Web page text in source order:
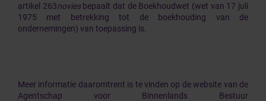
artikel 263noviesbepaalt dat de Boekhoudwet (wet van 17 juli
1975 met betrekking tot de boekhouding van de
ondernemingen) van toepassing is.
Meer informatie daaromtrent is te vinden op de website van de
Agentschap voor Binnenlands Bestuur